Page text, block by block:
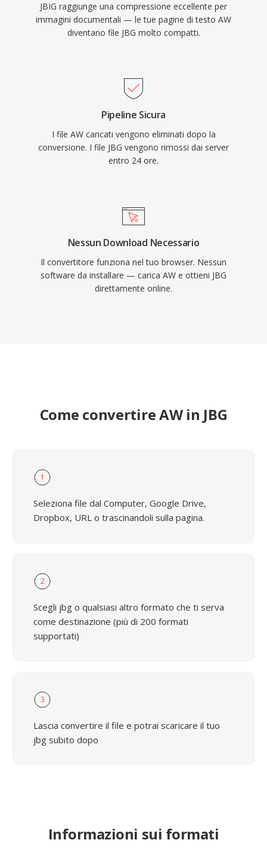
JBIG raggiunge una compressione eccellente per
immagini documentali — le tue pagine di testo AW
diventano file JBG molto compatti.
Pipeline Sicura
I file AW caricati vengono eliminati dopo la
conversione. I file JBG vengono rimossi dai server
entro 24 ore.
Nessun Download Necessario
Il convertitore funziona nel tuo browser. Nessun
software da installare — carica AW e ottieni JBG
direttamente online.
Come convertire AW in JBG
1
Seleziona file dal Computer, Google Drive,
Dropbox, URL o trascinandoli sulla pagina.
2
Scegli jbg o qualsiasi altro formato che ti serva
come destinazione (più di 200 formati
supportati)
3
Lascia convertire il file e potrai scaricare il tuo
jbg subito dopo
Informazioni sui formati